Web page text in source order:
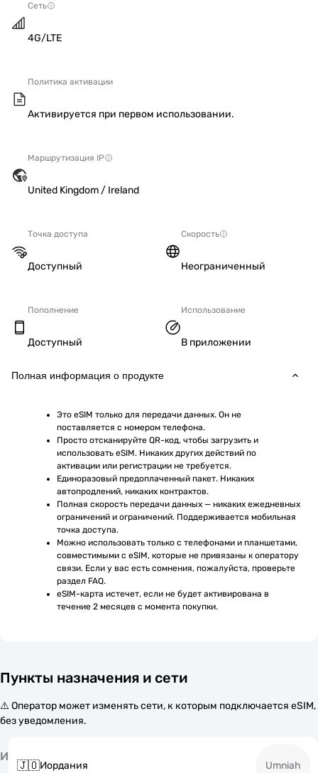
Сеть
4G/LTE
Политика активации
Активируется при первом использовании.
Маршрутизация IP
United Kingdom / Ireland
Точка доступа
Доступный
Скорость
Неограниченный
Пополнение
Доступный
Использование
В приложении
Полная информация о продукте
Это eSIM только для передачи данных. Он не
поставляется с номером телефона.
Просто отсканируйте QR-код, чтобы загрузить и
использовать eSIM. Никаких других действий по
активации или регистрации не требуется.
Единоразовый предоплаченный пакет. Никаких
автопродлений, никаких контрактов.
Полная скорость передачи данных — никаких ежедневных
ограничений и ограничений. Поддерживается мобильная
точка доступа.
Можно использовать только с телефонами и планшетами,
совместимыми с eSIM, которые не привязаны к оператору
связи. Если у вас есть сомнения, пожалуйста, проверьте
раздел FAQ.
eSIM-карта истечет, если не будет активирована в
течение 2 месяцев с момента покупки.
Пункты назначения и сети
⚠️ Оператор может изменять сети, к которым подключается eSIM,
без уведомления.
И
🇯🇴Иордания Umniah